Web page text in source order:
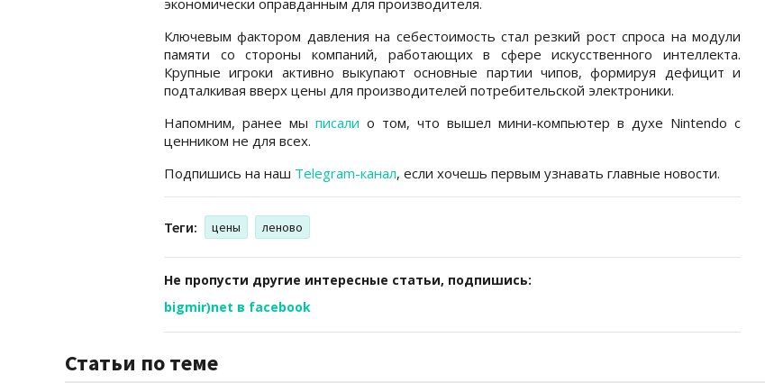
Ключевым фактором давления на себестоимость стал резкий рост спроса на модули
памяти со стороны компаний, работающих в сфере искусственного интеллекта.
Крупные игроки активно выкупают основные партии чипов, формируя дефицит и
подталкивая вверх цены для производителей потребительской электроники.
Напомним, ранее мы писали о том, что вышел мини-компьютер в духе Nintendo с
ценником не для всех.
Подпишись на наш Telegram-канал, если хочешь первым узнавать главные новости.
Теги: цены леново
Не пропусти другие интересные статьи, подпишись:
bigmir)net в facebook
Статьи по теме